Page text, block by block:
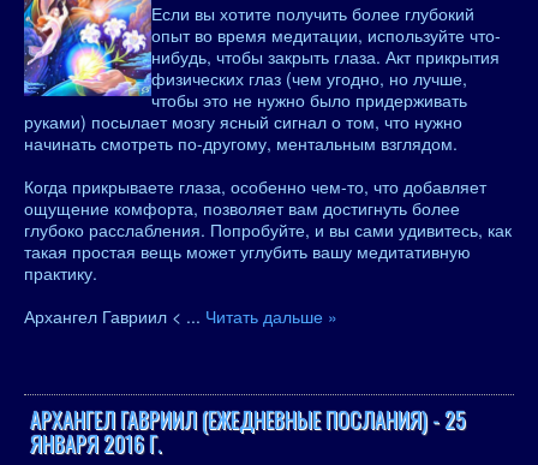
Если вы хотите получить более глубокий
опыт во время медитации, используйте что-
нибудь, чтобы закрыть глаза. Акт прикрытия
физических глаз (чем угодно, но лучше,
чтобы это не нужно было придерживать
руками) посылает мозгу ясный сигнал о том, что нужно
начинать смотреть по-другому, ментальным взглядом.
Когда прикрываете глаза, особенно чем-то, что добавляет
ощущение комфорта, позволяет вам достигнуть более
глубоко расслабления. Попробуйте, и вы сами удивитесь, как
такая простая вещь может углубить вашу медитативную
практику.
Архангел Гавриил < ... Читать дальше »
АРХАНГЕЛ ГАВРИИЛ (ЕЖЕДНЕВНЫЕ ПОСЛАНИЯ) - 25
ЯНВАРЯ 2016 Г.